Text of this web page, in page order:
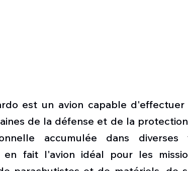
est un avion capable d'effectuer
de la défense et de la
accumulée dans diverses
fait l'avion idéal pour les